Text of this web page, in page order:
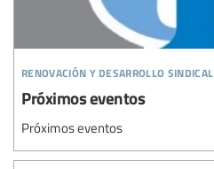
renovación y desarrollo sindical
Próximos eventos
Próximos eventos